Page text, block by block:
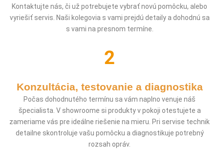
Kontaktujte nás, či už potrebujete vybrať novú pomôcku, alebo
vyriešiť servis. Naši kolegovia s vami prejdú detaily a dohodnú sa
s vami na presnom termíne.
Konzultácia, testovanie a diagnostika
Počas dohodnutého termínu sa vám naplno venuje náš
špecialista. V showroome si produkty v pokoji otestujete a
zameriame vás pre ideálne riešenie na mieru. Pri servise technik
detailne skontroluje vašu pomôcku a diagnostikuje potrebný
rozsah opráv.